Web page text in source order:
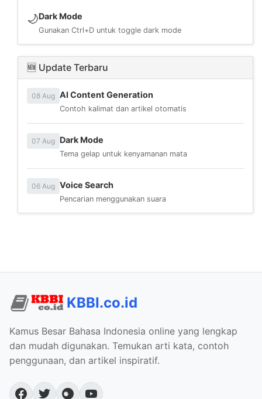
🌙Dark Mode
Gunakan Ctrl+D untuk toggle dark mode
🆕 Update Terbaru
08 Aug AI Content Generation
Contoh kalimat dan artikel otomatis
07 Aug Dark Mode
Tema gelap untuk kenyamanan mata
06 Aug Voice Search
Pencarian menggunakan suara
KBBI.co.id
Kamus Besar Bahasa Indonesia online yang lengkap
dan mudah digunakan. Temukan arti kata, contoh
penggunaan, dan artikel inspiratif.